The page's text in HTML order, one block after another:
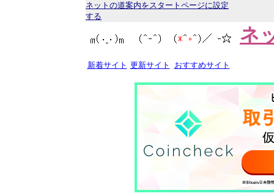
ネットの道案内をスタートページに設定
する
ネ
新着サイト 更新サイト おすすめサイト